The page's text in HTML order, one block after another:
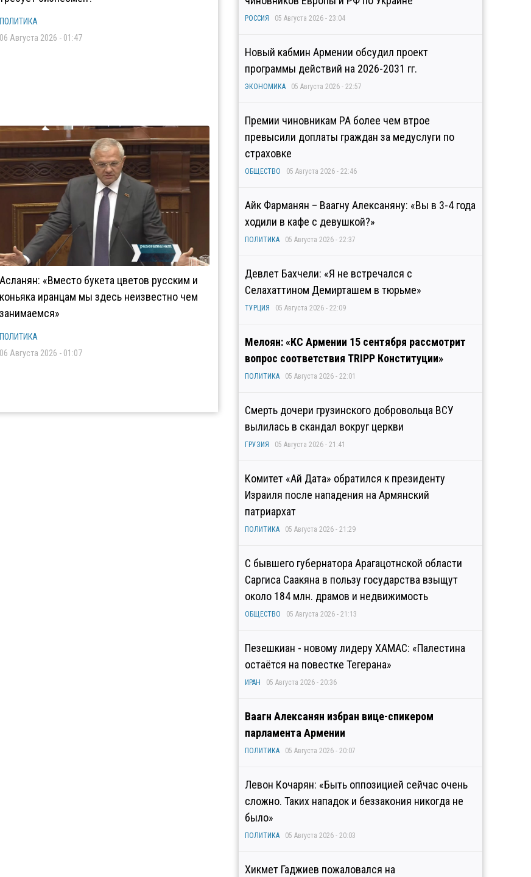
ПОЛИТИКА
06 Августа 2026 - 01:47
Асланян: «Вместо букета цветов русским и
коньяка иранцам мы здесь неизвестно чем
занимаемся»
ПОЛИТИКА
06 Августа 2026 - 01:07
РОССИЯ 05 Августа 2026 - 23:04
Новый кабмин Армении обсудил проект
программы действий на 2026-2031 гг.
ЭКОНОМИКА 05 Августа 2026 - 22:57
Премии чиновникам РА более чем втрое
превысили доплаты граждан за медуслуги по
страховке
ОБЩЕСТВО 05 Августа 2026 - 22:46
Айк Фарманян – Ваагну Алексаняну: «Вы в 3-4 года
ходили в кафе с девушкой?»
ПОЛИТИКА 05 Августа 2026 - 22:37
Девлет Бахчели: «Я не встречался с
Селахаттином Демирташем в тюрьме»
ТУРЦИЯ 05 Августа 2026 - 22:09
Мелоян: «КС Армении 15 сентября рассмотрит
вопрос соответствия TRIPP Конституции»
ПОЛИТИКА 05 Августа 2026 - 22:01
Смерть дочери грузинского добровольца ВСУ
вылилась в скандал вокруг церкви
ГРУЗИЯ 05 Августа 2026 - 21:41
Комитет «Ай Дата» обратился к президенту
Израиля после нападения на Армянский
патриархат
ПОЛИТИКА 05 Августа 2026 - 21:29
С бывшего губернатора Арагацотнской области
Саргиса Саакяна в пользу государства взыщут
около 184 млн. драмов и недвижимость
ОБЩЕСТВО 05 Августа 2026 - 21:13
Пезешкиан - новому лидеру ХАМАС: «Палестина
остаётся на повестке Тегерана»
ИРАН 05 Августа 2026 - 20:36
Ваагн Алексанян избран вице-спикером
парламента Армении
ПОЛИТИКА 05 Августа 2026 - 20:07
Левон Кочарян: «Быть оппозицией сейчас очень
сложно. Таких нападок и беззакония никогда не
было»
ПОЛИТИКА 05 Августа 2026 - 20:03
Хикмет Гаджиев пожаловался на